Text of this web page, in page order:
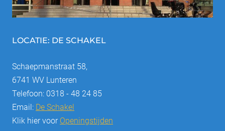
LOCATIE: DE SCHAKEL
Schaepmanstraat 58,
6741 WV Lunteren
Telefoon: 0318 - 48 24 85
Email: De Schakel
Klik hier voor Openingstijden